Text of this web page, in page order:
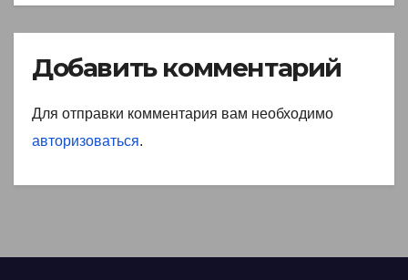
Добавить комментарий
Для отправки комментария вам необходимо
авторизоваться.